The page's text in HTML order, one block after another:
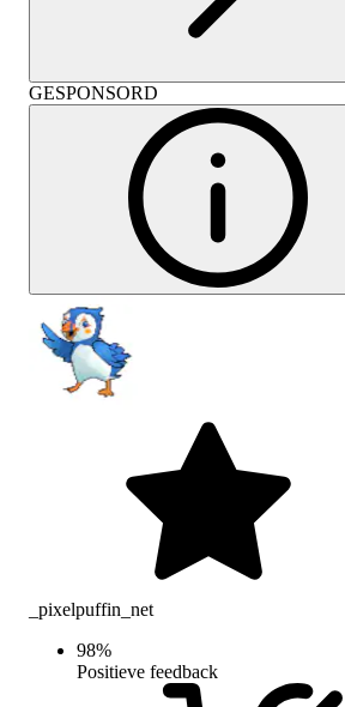
GESPONSORD
_pixelpuffin_net
98%
Positieve feedback